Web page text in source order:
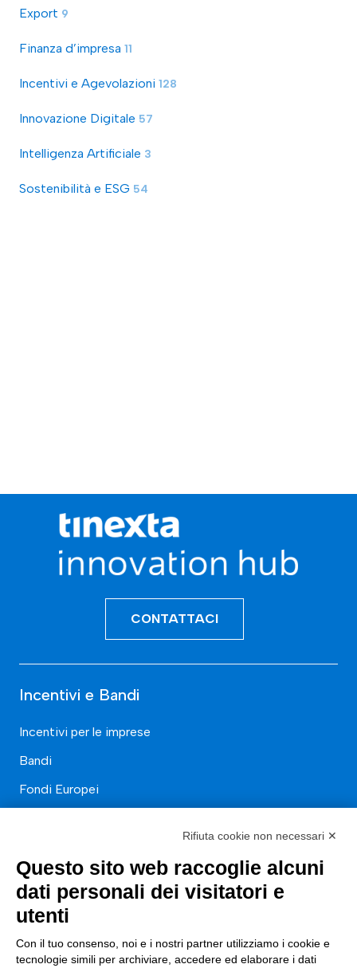
Export 9
Finanza d’impresa 11
Incentivi e Agevolazioni 128
Innovazione Digitale 57
Intelligenza Artificiale 3
Sostenibilità e ESG 54
CONTATTACI
Incentivi e Bandi
Incentivi per le imprese
Bandi
Fondi Europei
ESG
Finanza
Nuovi Mercati
Innovazione di prodotto e processo
Rifiuta cookie non necessari ✕
Questo sito web raccoglie alcuni
dati personali dei visitatori e
utenti
Con il tuo consenso, noi e i nostri partner utilizziamo i cookie e
tecnologie simili per archiviare, accedere ed elaborare i dati